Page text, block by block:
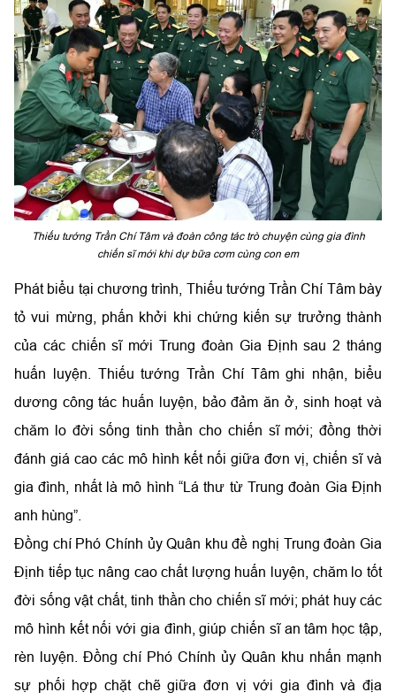
Thiếu tướng Trần Chí Tâm và đoàn công tác trò chuyện cùng gia đình
chiến sĩ mới khi dự bữa cơm cùng con em
Phát biểu tại chương trình, Thiếu tướng Trần Chí Tâm bày
tỏ vui mừng, phấn khởi khi chứng kiến sự trưởng thành
của các chiến sĩ mới Trung đoàn Gia Định sau 2 tháng
huấn luyện. Thiếu tướng Trần Chí Tâm ghi nhận, biểu
dương công tác huấn luyện, bảo đảm ăn ở, sinh hoạt và
chăm lo đời sống tinh thần cho chiến sĩ mới; đồng thời
đánh giá cao các mô hình kết nối giữa đơn vị, chiến sĩ và
gia đình, nhất là mô hình “Lá thư từ Trung đoàn Gia Định
anh hùng”.
Đồng chí Phó Chính ủy Quân khu đề nghị Trung đoàn Gia
Định tiếp tục nâng cao chất lượng huấn luyện, chăm lo tốt
đời sống vật chất, tinh thần cho chiến sĩ mới; phát huy các
mô hình kết nối với gia đình, giúp chiến sĩ an tâm học tập,
rèn luyện. Đồng chí Phó Chính ủy Quân khu nhấn mạnh
sự phối hợp chặt chẽ giữa đơn vị với gia đình và địa